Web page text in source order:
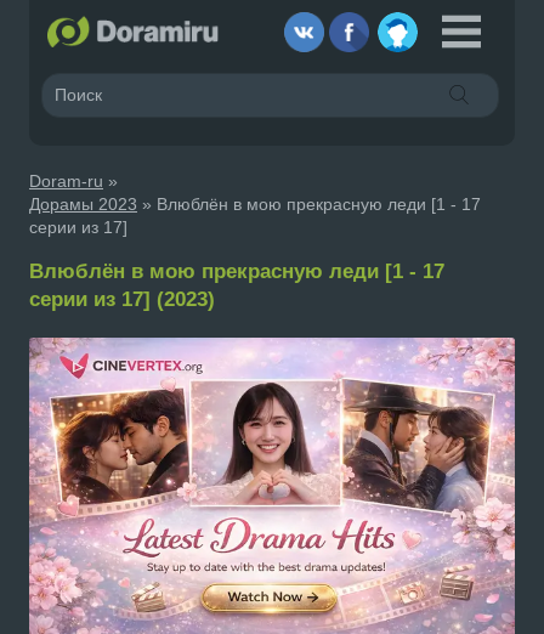
Doram-ru »
Дорамы 2023 » Влюблён в мою прекрасную леди [1 - 17
серии из 17]
Влюблён в мою прекрасную леди [1 - 17
серии из 17] (2023)